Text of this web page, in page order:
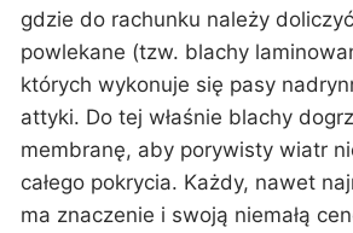
gdzie do rachunku należy
powlekane (tzw. blachy
których wykonuje się pasy
attyki. Do tej właśnie blachy
membranę, aby porywisty wiatr
całego pokrycia. Każdy, nawet
ma znaczenie i swoją niemałą